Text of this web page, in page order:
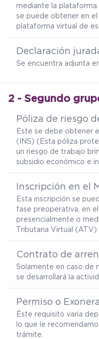
mediante la
se puede obtener en
plataforma virtual de
Declaración
Se encuentra adjunta
2 - Segundo
Póliza de riesgo
Este se debe obtener
(INS) (Esta póliza
un riesgo de trabajo
subsidio económico e
Inscripción en el
Esta inscripción se
fase preoperativa, en
presencialmente o
Tributaria Virtual (ATV)
Contrato de
Solamente en caso de
se desarrollará la
Permiso o
Éste requisito varia
lo que le
trámite.